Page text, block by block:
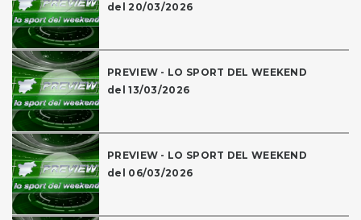
del 20/03/2026
PREVIEW - LO SPORT DEL WEEKEND
del 13/03/2026
PREVIEW - LO SPORT DEL WEEKEND
del 06/03/2026